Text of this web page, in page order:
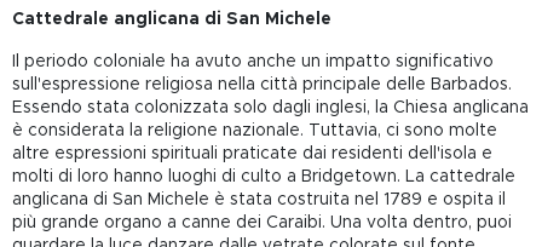
Cattedrale anglicana di San Michele
Il periodo coloniale ha avuto anche un impatto significativo
sull'espressione religiosa nella città principale delle Barbados.
Essendo stata colonizzata solo dagli inglesi, la Chiesa anglicana
è considerata la religione nazionale. Tuttavia, ci sono molte
altre espressioni spirituali praticate dai residenti dell'isola e
molti di loro hanno luoghi di culto a Bridgetown. La cattedrale
anglicana di San Michele è stata costruita nel 1789 e ospita il
più grande organo a canne dei Caraibi. Una volta dentro, puoi